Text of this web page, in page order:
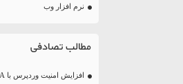
نرم افزار وب
مطالب تصادفی
افزایش امنیت وردپرس با CAPTCHA